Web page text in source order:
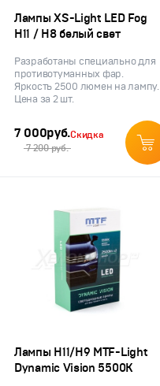
Лампы XS-Light LED Fog
H11 / H8 белый свет
Разработаны специально для
противотуманных фар.
Яркость 2500 люмен на лампу.
Цена за 2 шт.
7 000руб.Скидка
7 200 руб.
Лампы H11/H9 MTF-Light
Dynamic Vision 5500К